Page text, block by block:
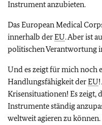
Instrument anzubieten.
DasEuropean Medical
innerhalb derEU. Aber ist
politischen Verantwortung
Und es zeigt für mich noch
Handlungsfähigkeit derEU
Krisensituationen! Es zeigt,
Instrumente ständig
weltweit agieren zu können.